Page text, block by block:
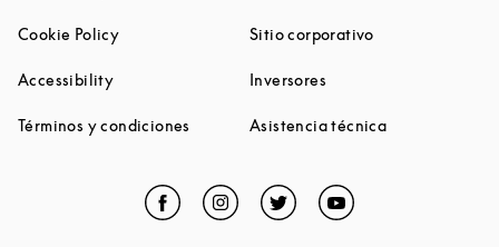
Cookie PolicyLink Opens in New Tab
AccessibilityLink Opens in New Tab
Términos y condiciones Link Opens in New Tab
Sitio corporativoLink Opens in
Inversores
Asistencia técnicaLink Opens in
Facebook
Link Opens in New Tab
Instagram
Link Opens in New Tab
TwitterLink Opens in New Tab
YouTubeLink Opens in